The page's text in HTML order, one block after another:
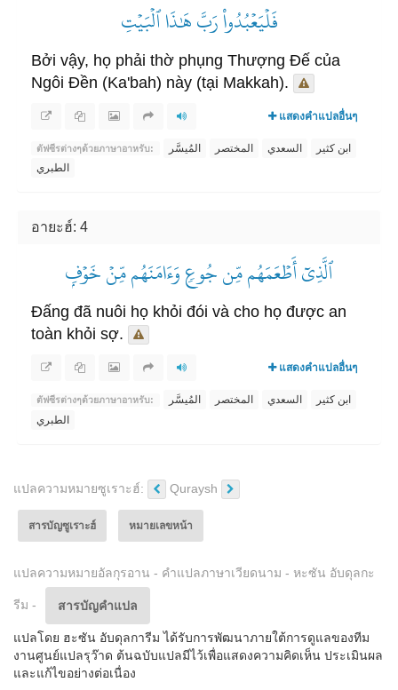
فَلۡيَعۡبُدُواْ رَبَّ هَٰذَا ٱلۡبَيۡتِ
Bởi vậy, họ phải thờ phụng Thượng Đế của
Ngôi Đền (Ka'bah) này (tại Makkah).
แสดงคำแปลอื่นๆ
ตัฟซีรต่างๆด้วย​ภาษาอาหรับ: المُيسَّر المختصر السعدي
ابن كثير
الطبري
อายะฮ์: 4
ٱلَّذِيٓ أَطۡعَمَهُم مِّن جُوعٖ وَءَامَنَهُم مِّنۡ خَوۡفِۭ
Đấng đã nuôi họ khỏi đói và cho họ được an
toàn khỏi sợ.
แสดงคำแปลอื่นๆ
ตัฟซีรต่างๆด้วย​ภาษาอาหรับ: المُيسَّر المختصر السعدي
ابن كثير
الطبري
แปลความหมาย​ ซูเราะฮ์: Quraysh
สารบัญซูเราะฮ์ หมายเลขหน้า
แปล​ความหมาย​อัลกุรอาน​ - คำแปลภาษาเวียดนาม - หะซัน อับดุลกะ
รีม - สารบัญ​คำแปล
แปลโดย ฮะซัน อับดุลการีม ได้รับการพัฒนาภายใต้การดูแลของทีม
งานศูนย์แปลรุว๊าด ต้นฉบับแปลมีไว้เพื่อแสดงความคิดเห็น ประเมินผล
และแก้ไขอย่างต่อเนื่อง